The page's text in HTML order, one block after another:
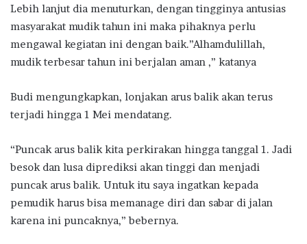
Lebih lanjut dia menuturkan, dengan tingginya antusias
masyarakat mudik tahun ini maka pihaknya perlu
mengawal kegiatan ini dengan baik.”Alhamdulillah,
mudik terbesar tahun ini berjalan aman ,” katanya
Budi mengungkapkan, lonjakan arus balik akan terus
terjadi hingga 1 Mei mendatang.
“Puncak arus balik kita perkirakan hingga tanggal 1. Jadi
besok dan lusa diprediksi akan tinggi dan menjadi
puncak arus balik. Untuk itu saya ingatkan kepada
pemudik harus bisa memanage diri dan sabar di jalan
karena ini puncaknya,” bebernya.